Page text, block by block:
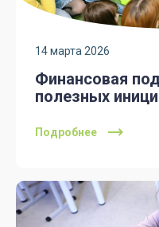
14 марта 2026
Финансовая
полезных
Подробнее